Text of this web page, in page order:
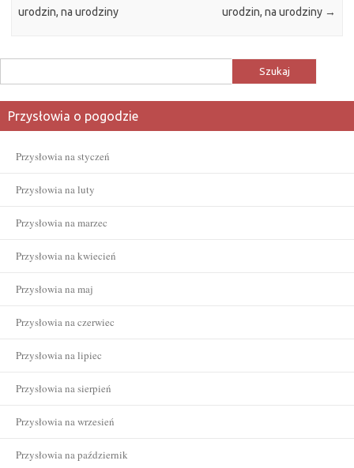
urodzin, na urodziny
urodzin, na urodziny →
Przysłowia o pogodzie
Przysłowia na styczeń
Przysłowia na luty
Przysłowia na marzec
Przysłowia na kwiecień
Przysłowia na maj
Przysłowia na czerwiec
Przysłowia na lipiec
Przysłowia na sierpień
Przysłowia na wrzesień
Przysłowia na październik